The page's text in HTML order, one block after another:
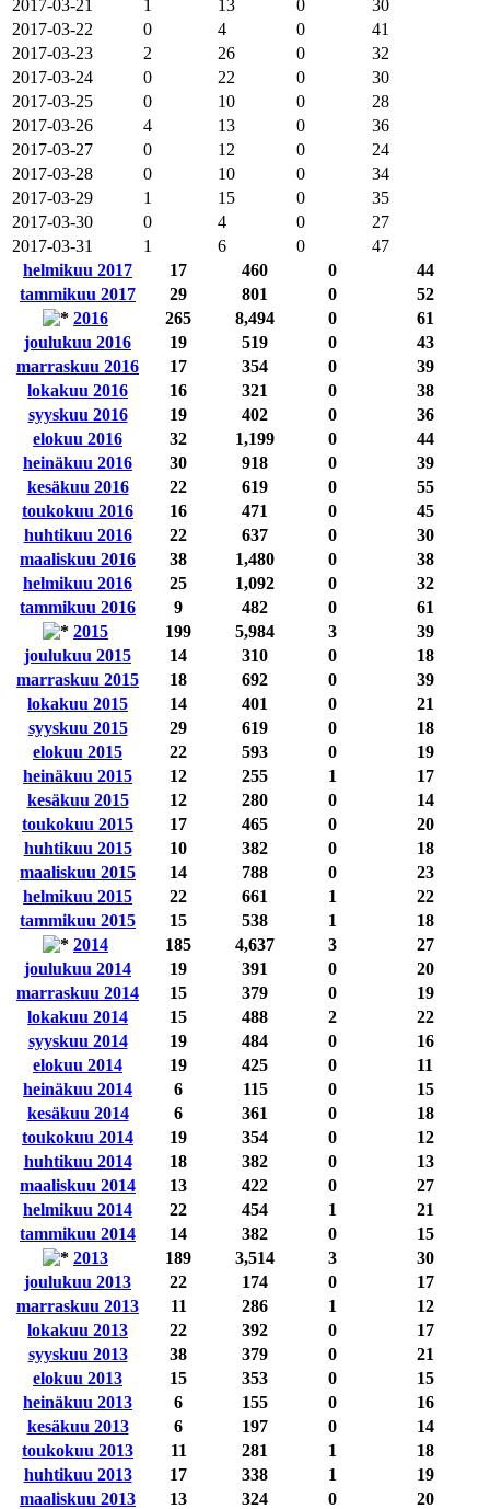
2017-03-21
1 13 0
30
2017-03-22
0 4 0
41
2017-03-23
2 26 0
32
2017-03-24
0 22 0
30
2017-03-25
0 10 0
28
2017-03-26
4 13 0
36
2017-03-27
0 12 0
24
2017-03-28
0 10 0
34
2017-03-29
1 15 0
35
2017-03-30
0 4 0
27
2017-03-31
1 6 0
47
helmikuu 2017
17 460 0
44
tammikuu 2017
29 801 0
52
2016
265 8,494 0
61
joulukuu 2016
19 519 0
43
marraskuu 2016
17 354 0
39
lokakuu 2016
16 321 0
38
syyskuu 2016
19 402 0
36
elokuu 2016
32 1,199 0
44
heinäkuu 2016
30 918 0
39
kesäkuu 2016
22 619 0
55
toukokuu 2016
16 471 0
45
huhtikuu 2016
22 637 0
30
maaliskuu 2016
38 1,480 0
38
helmikuu 2016
25 1,092 0
32
tammikuu 2016
9 482 0
61
2015
199 5,984 3
39
joulukuu 2015
14 310 0
18
marraskuu 2015
18 692 0
39
lokakuu 2015
14 401 0
21
syyskuu 2015
29 619 0
18
elokuu 2015
22 593 0
19
heinäkuu 2015
12 255 1
17
kesäkuu 2015
12 280 0
14
toukokuu 2015
17 465 0
20
huhtikuu 2015
10 382 0
18
maaliskuu 2015
14 788 0
23
helmikuu 2015
22 661 1
22
tammikuu 2015
15 538 1
18
2014
185 4,637 3
27
joulukuu 2014
19 391 0
20
marraskuu 2014
15 379 0
19
lokakuu 2014
15 488 2
22
syyskuu 2014
19 484 0
16
elokuu 2014
19 425 0
11
heinäkuu 2014
6 115 0
15
kesäkuu 2014
6 361 0
18
toukokuu 2014
19 354 0
12
huhtikuu 2014
18 382 0
13
maaliskuu 2014
13 422 0
27
helmikuu 2014
22 454 1
21
tammikuu 2014
14 382 0
15
2013
189 3,514 3
30
joulukuu 2013
22 174 0
17
marraskuu 2013
11 286 1
12
lokakuu 2013
22 392 0
17
syyskuu 2013
38 379 0
21
elokuu 2013
15 353 0
15
heinäkuu 2013
6 155 0
16
kesäkuu 2013
6 197 0
14
toukokuu 2013
11 281 1
18
huhtikuu 2013
17 338 1
19
maaliskuu 2013
13 324 0
20